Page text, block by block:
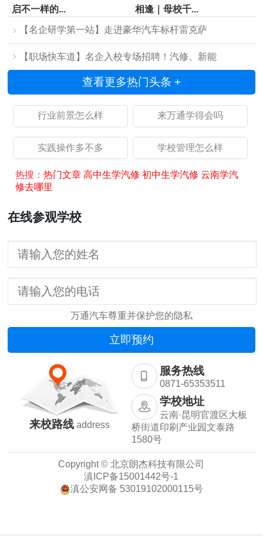
启不一样的...
相逢｜母校千...
【名企研学第一站】走进豪华汽车标杆雷克萨
【职场快车道】名企入校专场招聘！汽修、新能
查看更多热门头条 +
行业前景怎么样 来万通学得会吗
实践操作多不多 学校管理怎么样
热搜：热门文章 高中生学汽修 初中生学汽修 云南学汽
修去哪里
在线参观学校
万通汽车尊重并保护您的隐私
来校路线 address
服务热线
0871-65353511
学校地址
云南·昆明官渡区大板
桥街道印刷产业园文泰路
1580号
Copyright © 北京朗杰科技有限公司
滇ICP备15001442号-1
滇公安网备 53019102000115号